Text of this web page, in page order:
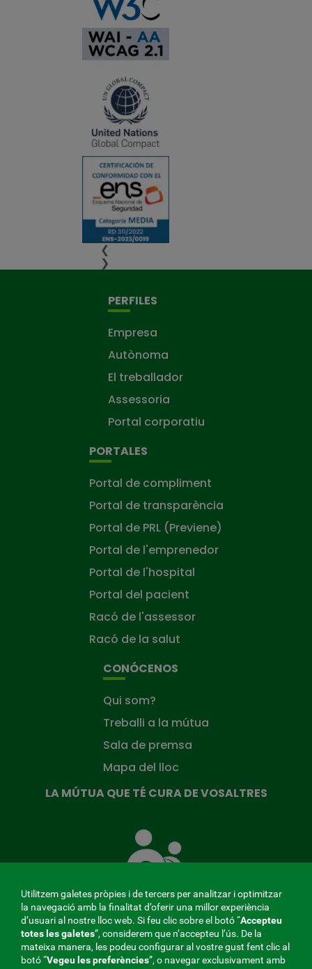
❮
❯
PERFILES
Empresa
Autònoma
El treballador
Assessoria
Portal corporatiu
PORTALES
Portal de compliment
Portal de transparència
Portal de PRL (Previene)
Portal de l'emprenedor
Portal de l'hospital
Portal del pacient
Racó de l'assessor
Racó de la salut
CONÓCENOS
Qui som?
Treballi a la mútua
Sala de premsa
Mapa del lloc
LA MÚTUA QUE TÉ CURA DE VOSALTRES
Mútua
que
de
tu
MENÚ
Utilitzem galetes pròpies i de tercers per analitzar i optimitzar
la navegació amb la finalitat d’oferir una millor experiència
d’usuari al nostre lloc web. Si feu clic sobre el botó “Accepteu
totes les galetes”, considerem que n’accepteu l’ús. De la
mateixa manera, les podeu configurar al vostre gust fent clic al
botó “Vegeu les preferències”, o navegar exclusivament amb